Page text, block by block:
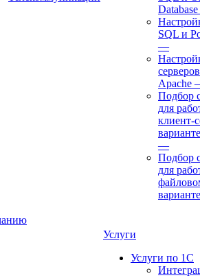
Database
SQL и
—
Apache
Подбор
для
клиент-
—
Подбор
для
варианте
Услуги
Услуги по 1С